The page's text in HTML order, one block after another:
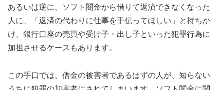
あるいは逆に、ソフト闇金から借りて返済できなくなった
人に、「返済の代わりに仕事を手伝ってほしい」と持ちか
け、銀行口座の売買や受け子・出し子といった犯罪行為に
加担させるケースもあります。
この手口では、借金の被害者であるはずの人が、知らない